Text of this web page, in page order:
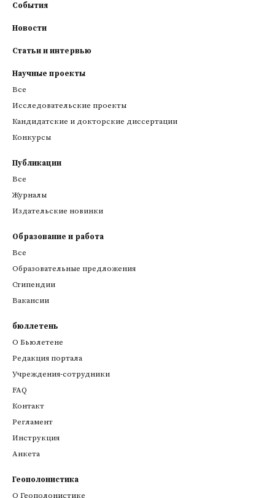
События
Новости
Статьи и интервью
Научные проекты
Все
Исследовательские проекты
Кандидатские и докторские диссертации
Конкурсы
Публикации
Все
Журналы
Издательские новинки
Образование и работа
Все
Образовательные предложения
Стипендии
Вакансии
бюллетень
О Бьюлетене
Редакция портала
Учреждения-сотрудники
FAQ
Контакт
Регламент
Инструкция
Анкета
Геополонистика
О Геополонистике